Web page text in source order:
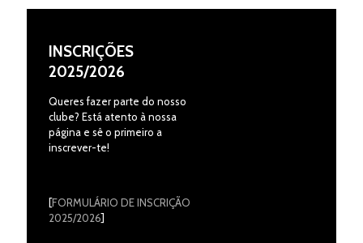
INSCRIÇÕES
2025/2026
Queres fazer parte do nosso
clube? Está atento à nossa
página e sê o primeiro a
inscrever-te!
[FORMULÁRIO DE INSCRIÇÃO
2025/2026]